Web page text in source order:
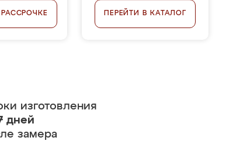
ПЕРЕЙТИ В КАТАЛОГ
изготовления
дней
замера